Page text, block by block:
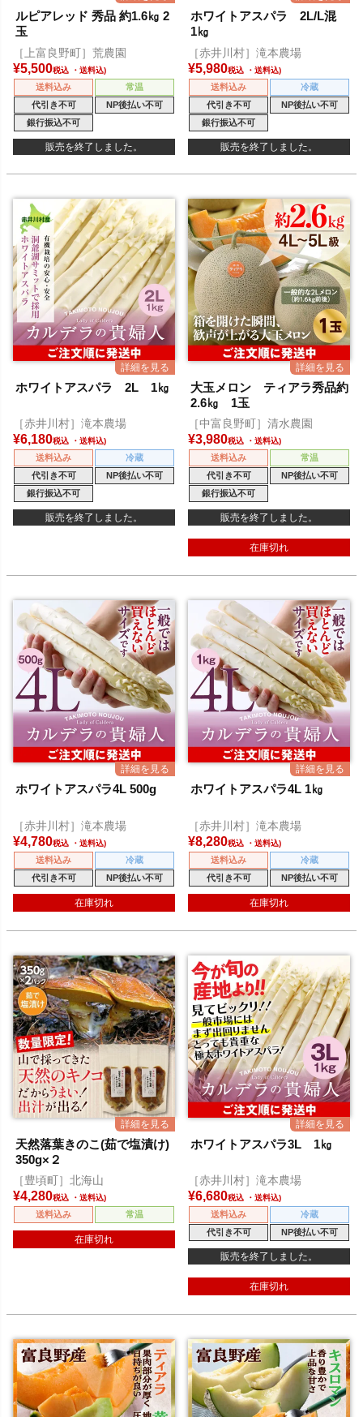
ルピアレッド 秀品 約1.6㎏ 2
玉
［上富良野町］荒農園
¥5,500税込
送料込み
常温
代引き不可
NP後払い不可
銀行振込不可
販売を終了しました。
ホワイトアスパラ 2L/L混
1㎏
［赤井川村］滝本農場
¥5,980税込
送料込み
冷蔵
代引き不可
NP後払い不可
銀行振込不可
販売を終了しました。
ホワイトアスパラ 2L 1㎏
［赤井川村］滝本農場
¥6,180税込
送料込み
冷蔵
代引き不可
NP後払い不可
銀行振込不可
販売を終了しました。
大玉メロン ティアラ秀品約
2.6㎏ 1玉
［中富良野町］清水農園
¥3,980税込
送料込み
常温
代引き不可
NP後払い不可
銀行振込不可
販売を終了しました。
在庫切れ
ホワイトアスパラ4L 500g
［赤井川村］滝本農場
¥4,780税込
送料込み
冷蔵
代引き不可
NP後払い不可
在庫切れ
ホワイトアスパラ4L 1㎏
［赤井川村］滝本農場
¥8,280税込
送料込み
冷蔵
代引き不可
NP後払い不可
在庫切れ
天然落葉きのこ(茹で塩漬け)
350g×２
［豊頃町］北海山
¥4,280税込
送料込み 常温
在庫切れ
ホワイトアスパラ3L 1㎏
［赤井川村］滝本農場
¥6,680税込
送料込み
冷蔵
代引き不可
NP後払い不可
販売を終了しました。
在庫切れ